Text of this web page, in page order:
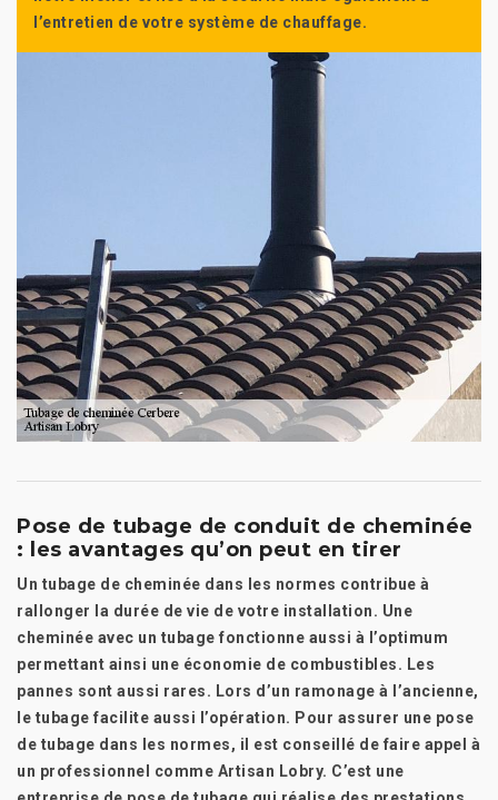
l’entretien de votre système de chauffage.
Pose de tubage de conduit de cheminée
: les avantages qu’on peut en tirer
Un tubage de cheminée dans les normes contribue à
rallonger la durée de vie de votre installation. Une
cheminée avec un tubage fonctionne aussi à l’optimum
permettant ainsi une économie de combustibles. Les
pannes sont aussi rares. Lors d’un ramonage à l’ancienne,
le tubage facilite aussi l’opération. Pour assurer une pose
de tubage dans les normes, il est conseillé de faire appel à
un professionnel comme Artisan Lobry. C’est une